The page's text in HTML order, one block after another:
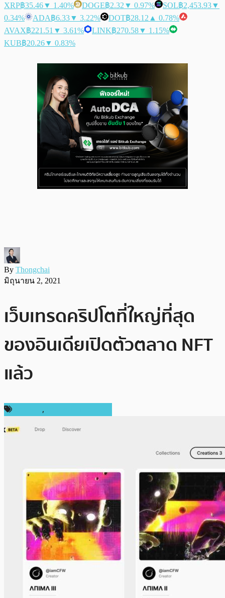
XRP฿35.46▼ 1.40% DOGE฿2.32 ▼ 0.97% SOL฿2,453.93▼
0.34%
ADA฿6.33▼ 3.22% DOT฿28.12 ▲ 0.78%
AVAX฿221.51 ▼ 3.61% LINK฿270.58▼ 1.15%
KUB฿20.26▼ 0.83%
By Thongchai
มิถุนายน 2, 2021
เว็บเทรดคริปโตที่ใหญ่ที่สุด
ของอินเดียเปิดตัวตลาด NFT
แล้ว
,